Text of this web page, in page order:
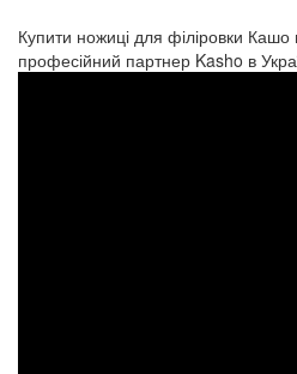
Купити ножиці для філіровки
професійний партнер Kasho в